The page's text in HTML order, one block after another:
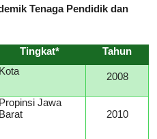
Tenaga Pendidik dan
Tingkat*
Tahun
Kota 2008
Propinsi Jawa
Barat
2010